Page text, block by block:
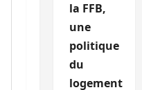
la FFB,
une
politique
du
logement